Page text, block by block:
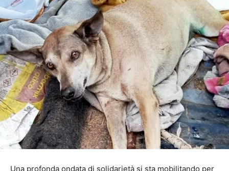
Una profonda ondata di solidarietà si sta mobilitando per